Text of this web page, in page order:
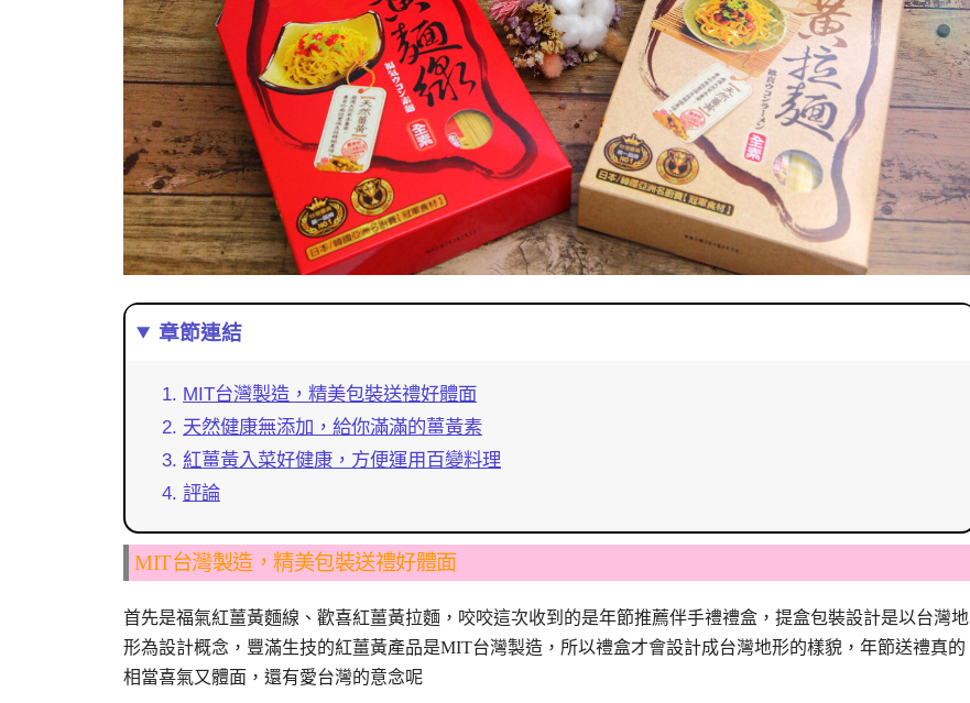
章節連結
MIT台灣製造，精美包裝送禮好體面
天然健康無添加，給你滿滿的薑黃素
紅薑黃入菜好健康，方便運用百變料理
評論
MIT台灣製造，精美包裝送禮好體面
首先是福氣紅薑黃麵線、歡喜紅薑黃拉麵，咬咬這次收到的是年節推薦伴手禮禮盒，提盒包裝設計是以台灣地
形為設計概念，豐滿生技的紅薑黃產品是MIT台灣製造，所以禮盒才會設計成台灣地形的樣貌，年節送禮真的
相當喜氣又體面，還有愛台灣的意念呢